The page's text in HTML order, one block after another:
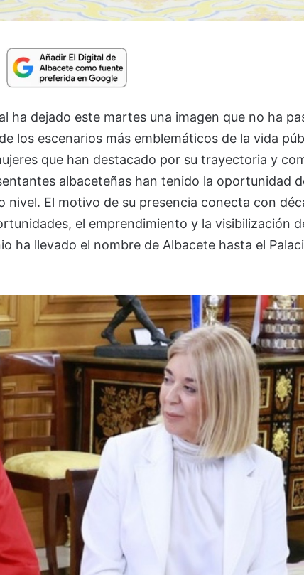
ha dejado este martes una imagen que no ha
los escenarios más emblemáticos de la vida
que han destacado por su trayectoria y
albaceteñas han tenido la oportunidad
El motivo de su presencia conecta con
el emprendimiento y la visibilización
ha llevado el nombre de Albacete hasta el